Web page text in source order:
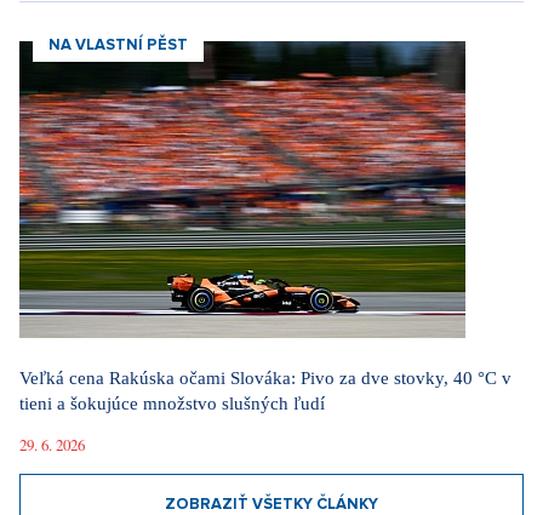
NA VLASTNÍ PĚST
Veľká cena Rakúska očami Slováka: Pivo za dve stovky, 40 °C v
tieni a šokujúce množstvo slušných ľudí
29. 6. 2026
ZOBRAZIŤ VŠETKY ČLÁNKY